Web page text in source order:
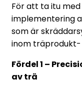
För att ta itu
implementering
som är
inom träprodukt-
Fördel 1 –
av trä